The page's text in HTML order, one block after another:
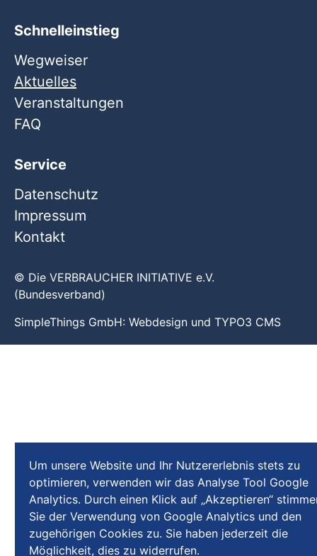
Schnelleinstieg
Wegweiser
Aktuelles
Veranstaltungen
FAQ
Service
Datenschutz
Impressum
Kontakt
© Die VERBRAUCHER INITIATIVE e.V.
(Bundesverband)
SimpleThings GmbH: Webdesign und TYPO3 CMS
Um unsere Website und Ihr Nutzererlebnis stets zu
optimieren, verwenden wir das Analyse Tool Google
Analytics. Durch einen Klick auf „Akzeptieren“
Sie der Verwendung von Google Analytics und den
zugehörigen Cookies zu. Sie haben jederzeit die
Möglichkeit, dies zu widerrufen.